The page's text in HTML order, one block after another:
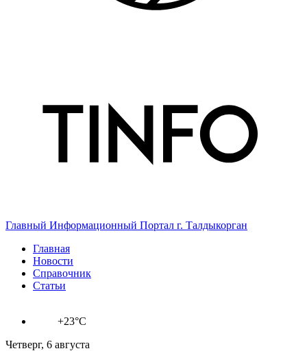
Главный Информационный Портал г. Талдыкорган
Главная
Новости
Справочник
Статьи
+23°C
Четверг, 6 августа